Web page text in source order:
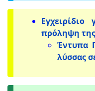
πρόληψη
Έντυπα
λύσσας